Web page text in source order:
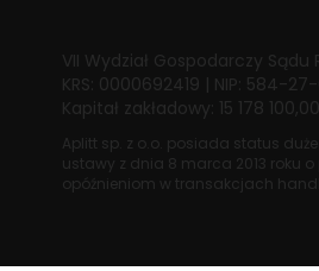
VII Wydział Gospodarczy Sądu
KRS: 0000692419 | NIP: 584-
Kapitał zakładowy: 15 178 100,00
Aplitt sp. z o.o. posiada status
ustawy z dnia 8 marca 2013 roku o
opóźnieniom w transakcjach